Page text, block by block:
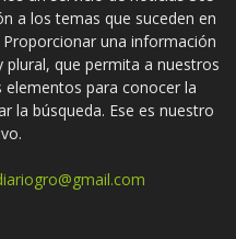
a los temas que suceden en
una información
que permita a nuestros
para conocer la
la búsqueda. Ese es nuestro